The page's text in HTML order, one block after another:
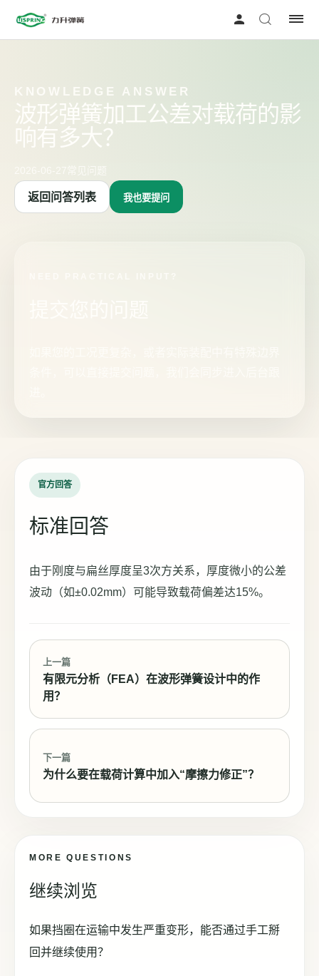
KNOWLEDGE ANSWER
波形弹簧加工公差对载荷的影
响有多大？
返回问答列表 我也要提问
官方回答
标准回答
由于刚度与扁丝厚度呈3次方关系，厚度微小的公差
波动（如±0.02mm）可能导致载荷偏差达15%。
上一篇
有限元分析（FEA）在波形弹簧设计中的作
用？
下一篇
为什么要在载荷计算中加入“摩擦力修正”？
MORE QUESTIONS
继续浏览
如果挡圈在运输中发生严重变形，能否通过手工掰
回并继续使用？